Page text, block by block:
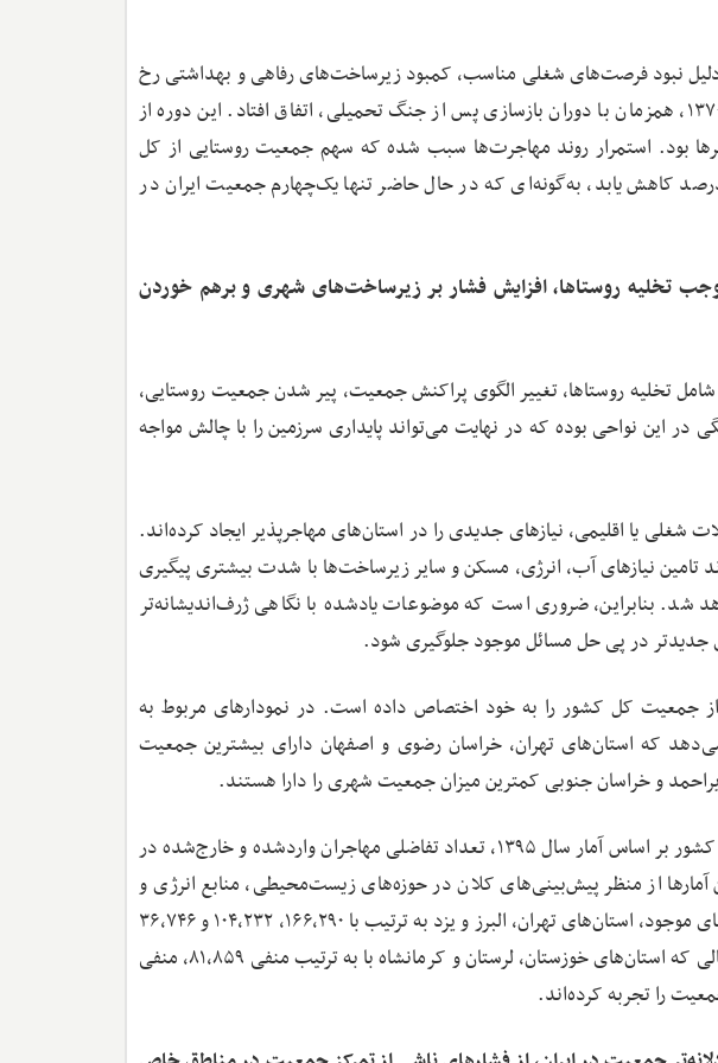
نخستین موج مهاجرت عمدتاً در دهه ۱۳۴۰ و به دلیل نبود فرصت‌های شغلی مناسب، کمبود زیرساخت‌های رفاهی و بهداشتی رخ
داد. موج دوم مهاجرت نیز در فاصله سال‌های ۱۳۶۵ تا ۱۳۷۰، همزمان با دوران بازسازی پس از جنگ تحمیلی، اتفاق افتاد. این دوره از
بود. استمرار روند مهاجرت‌ها سبب شده که سهم جمعیت روستایی از کل
کشور از ۶۸ درصد در سال ۱۳۳۵ به حدود ۲۶ درصد کاهش یابد، به‌گونه‌ای که در حال حاضر تنها یک‌چهارم جمعیت ایران در
تخلیه روستاها، افزایش فشار بر زیرساخت‌های شهری و برهم خوردن
تخلیه روستاها، تغییر الگوی پراکنش جمعیت، پیر شدن جمعیت روستایی،
این نواحی بوده که در نهایت می‌تواند پایداری سرزمین را با چالش مواجه
یا اقلیمی، نیازهای جدیدی را در استان‌های مهاجرپذیر ایجاد کرده‌اند.
تامین نیازهای آب، انرژی، مسکن و سایر زیرساخت‌ها با شدت بیشتری پیگیری
شد. بنابراین، ضروری است که موضوعات یادشده با نگاهی ژرف‌اندیشانه‌تر
جدیدتر در پی حل مسائل موجود جلوگیری شود.
جمعیت کل کشور را به خود اختصاص داده است. در نمودارهای مربوط به
که استان‌های تهران، خراسان رضوی و اصفهان دارای بیشترین جمعیت
و خراسان جنوبی کمترین میزان جمعیت شهری را دارا هستند.
در نقشه و نمودارهای مربوط به جمعیت شهری استان‌های کشور بر اساس آمار سال ۱۳۹۵، تعداد تفاضلی مهاجران واردشده و خارج‌شده در
گرفته است. این آمارها از منظر پیش‌بینی‌های کلان در حوزه‌های زیست‌محیطی، منابع انرژی و
دیگر شاخص‌ها، اهمیت قابل توجهی دارند. بر اساس داده‌های موجود، استان‌های تهران، البرز و یزد به ترتیب با ۱۶۶,۲۹۰، ۱۰۴,۲۳۲ و ۳۶,۷۴۶
نفر، بیشترین میزان جذب خالص مهاجر را داشته‌اند، در حالی که استان‌های خوزستان، لرستان و کرمانشاه با به ترتیب منفی ۸۱,۸۵۹، منفی